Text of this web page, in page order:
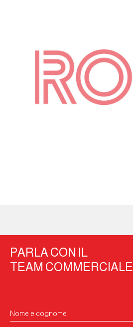
PARLA CON IL
TEAM COMMERCIALE
Nome e cognome